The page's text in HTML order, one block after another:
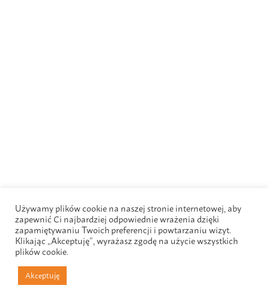
Używamy plików cookie na naszej stronie internetowej, aby
zapewnić Ci najbardziej odpowiednie wrażenia dzięki
zapamiętywaniu Twoich preferencji i powtarzaniu wizyt.
Klikając „Akceptuję”, wyrażasz zgodę na użycie wszystkich
plików cookie.
Akceptuję